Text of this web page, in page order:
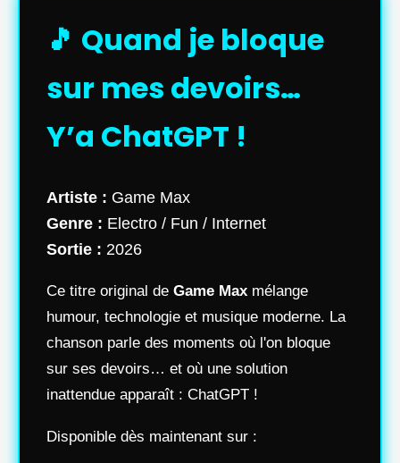
🎵 Quand je bloque
sur mes devoirs…
Y’a ChatGPT !
Artiste : Game Max
Genre : Electro / Fun / Internet
Sortie : 2026
Ce titre original de Game Max mélange
humour, technologie et musique moderne. La
chanson parle des moments où l'on bloque
sur ses devoirs… et où une solution
inattendue apparaît : ChatGPT !
Disponible dès maintenant sur :